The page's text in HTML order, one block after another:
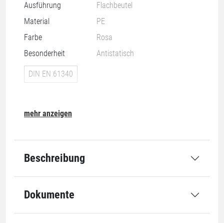
Ausführung
Flachbeutel
Material
PE
Farbe
Rosa
Besonderheit
Antistatisch
DIN EN 61340
Nachhaltigkeit
07-O
mehr anzeigen
Beschreibung
Dokumente